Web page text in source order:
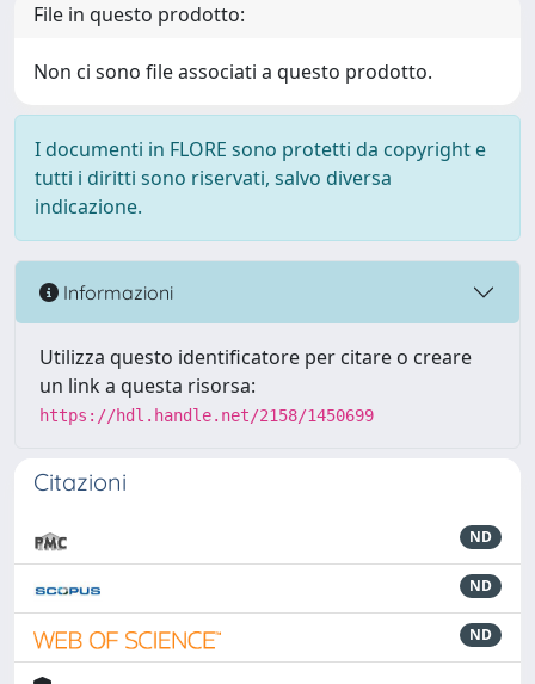
File in questo prodotto:
Non ci sono file associati a questo prodotto.
I documenti in FLORE sono protetti da copyright e
tutti i diritti sono riservati, salvo diversa
indicazione.
Informazioni
Utilizza questo identificatore per citare o creare
un link a questa risorsa:
https://hdl.handle.net/2158/1450699
Citazioni
ND
ND
ND